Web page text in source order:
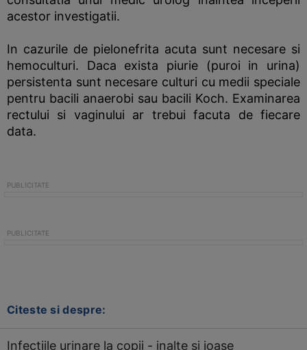
acestor investigatii.
In cazurile de pielonefrita acuta sunt necesare si
hemoculturi. Daca exista piurie (puroi in urina)
persistenta sunt necesare culturi cu medii speciale
pentru bacili anaerobi sau bacili Koch. Examinarea
rectului si vaginului ar trebui facuta de fiecare
data.
Citeste si despre:
Infectiile urinare la copii - inalte si joase